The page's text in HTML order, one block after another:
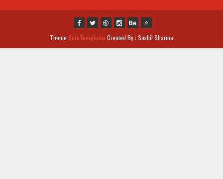
Theme SoraTemplates Created By : Sushil Sharma